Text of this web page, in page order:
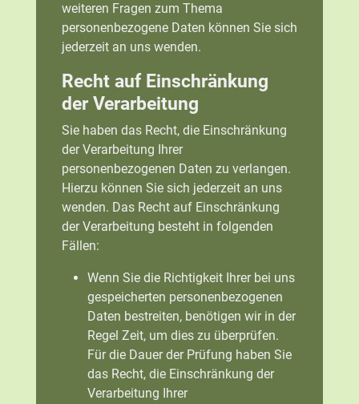
weiteren Fragen zum Thema
personenbezogene Daten können Sie sich
jederzeit an uns wenden.
Recht auf Einschränkung
der Verarbeitung
Sie haben das Recht, die Einschränkung
der Verarbeitung Ihrer
personenbezogenen Daten zu verlangen.
Hierzu können Sie sich jederzeit an uns
wenden. Das Recht auf Einschränkung
der Verarbeitung besteht in folgenden
Fällen:
Wenn Sie die Richtigkeit Ihrer bei uns
gespeicherten personenbezogenen
Daten bestreiten, benötigen wir in der
Regel Zeit, um dies zu überprüfen.
Für die Dauer der Prüfung haben Sie
das Recht, die Einschränkung der
Verarbeitung Ihrer